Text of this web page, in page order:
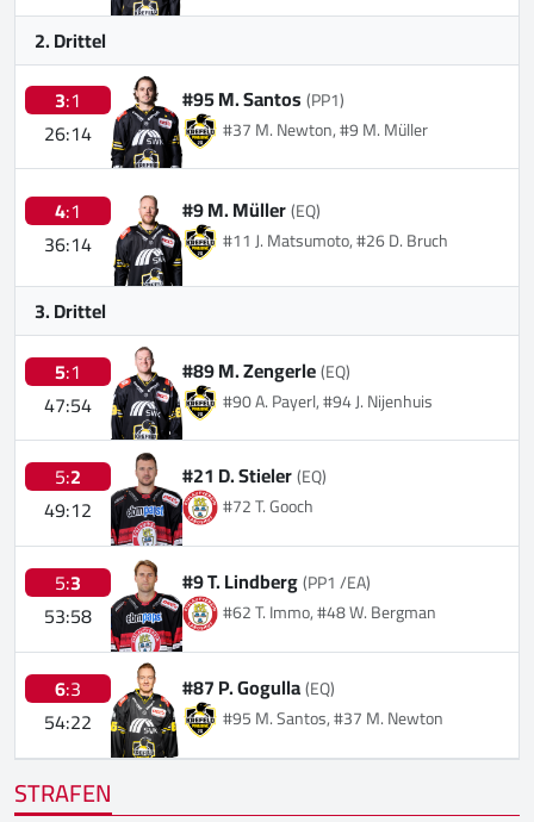
2. Drittel
3:1
26:14
#95 M. Santos(PP1)
#37 M. Newton, #9 M. Müller
4:1
36:14
#9 M. Müller(EQ)
#11 J. Matsumoto, #26 D. Bruch
3. Drittel
5:1
47:54
#89 M. Zengerle(EQ)
#90 A. Payerl, #94 J. Nijenhuis
5:2
49:12
#21 D. Stieler(EQ)
#72 T. Gooch
5:3
53:58
#9 T. Lindberg(PP1 /EA)
#62 T. Immo, #48 W. Bergman
6:3
54:22
#87 P. Gogulla(EQ)
#95 M. Santos, #37 M. Newton
STRAFEN